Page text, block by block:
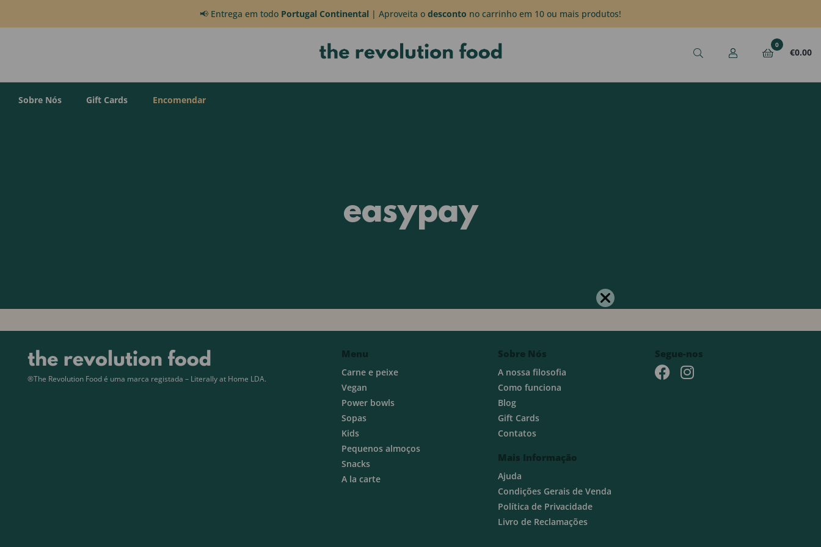
📢 Entrega em todo Portugal Continental | Aproveita o desconto no carrinho em 10 ou mais produtos!
0
€0.00
Sobre Nós Gift Cards Encomendar
easypay
®The Revolution Food é uma marca registada – Literally at Home LDA.
Menu
Carne e peixe
Vegan
Power bowls
Sopas
Kids
Pequenos almoços
Snacks
A la carte
Sobre Nós
A nossa filosofia
Como funciona
Blog
Gift Cards
Contatos
Mais Informação
Ajuda
Condições Gerais de Venda
Política de Privacidade
Livro de Reclamações
Segue-nos